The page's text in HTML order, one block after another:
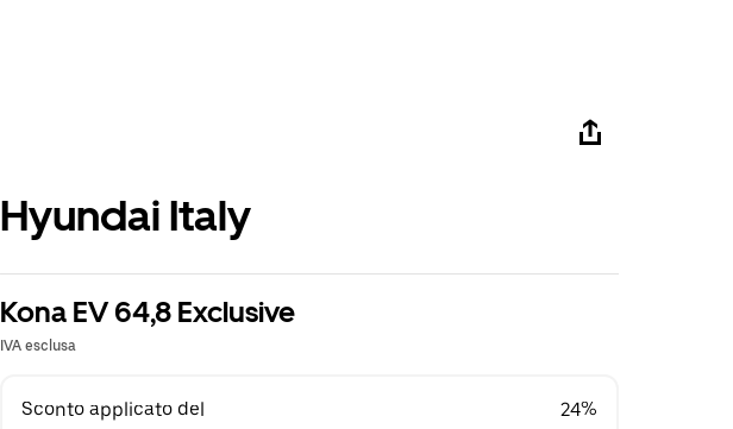
Hyundai Italy
Kona EV 64,8 Exclusive
IVA esclusa
Sconto applicato del 24%